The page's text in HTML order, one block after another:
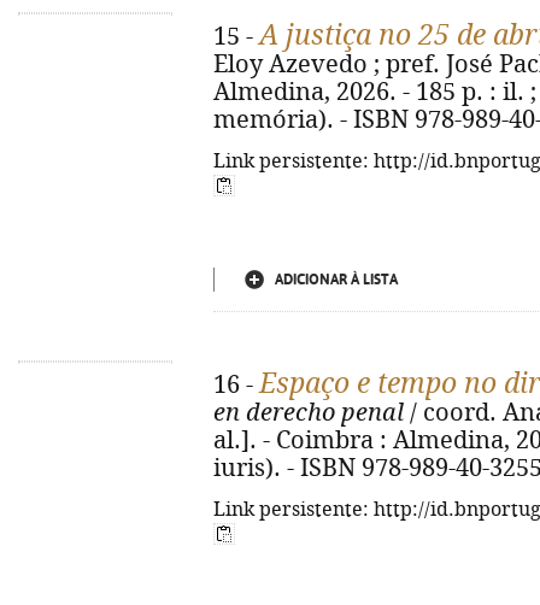
15 -A justiça no 25 de
Eloy Azevedo ; pref. José
Almedina, 2026. - 185 p. : il.
memória). - ISBN 978-989-
Link persistente: http://
ADICIONAR À LISTA
16 -Espaço e tempo no
en derecho penal / coord.
al.]. - Coimbra : Almedina,
iuris). - ISBN 978-989-40-
Link persistente: http://